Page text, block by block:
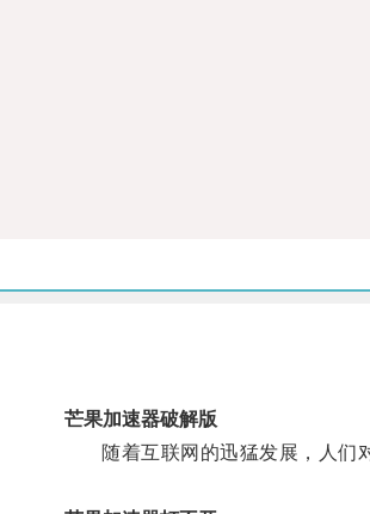
芒果加速器破解版
随着互联网的迅猛发展，人们对